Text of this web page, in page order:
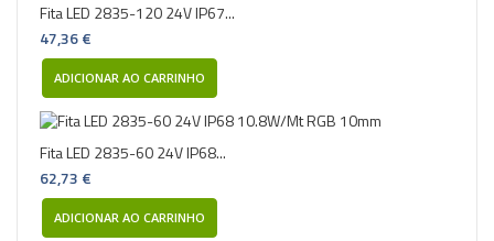
Fita LED 2835-120 24V IP67...
47,36 €
ADICIONAR AO CARRINHO
Fita LED 2835-60 24V IP68...
62,73 €
ADICIONAR AO CARRINHO